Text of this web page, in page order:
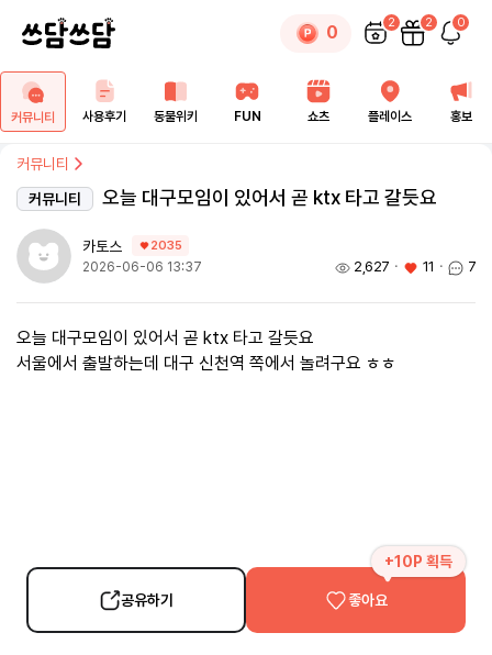
0 2 2 0
커뮤니티 사용후기 동물위키 FUN 쇼츠 플레이스 홍보
커뮤니티
커뮤니티
오늘 대구모임이 있어서 곧 ktx 타고 갈듯요
카토스 2035
2026-06-06 13:37 2,627 ㆍ 11 ㆍ 7
오늘 대구모임이 있어서 곧 ktx 타고 갈듯요
서울에서 출발하는데 대구 신천역 쪽에서 놀려구요 ㅎㅎ
공유하기
+10P 획득
좋아요